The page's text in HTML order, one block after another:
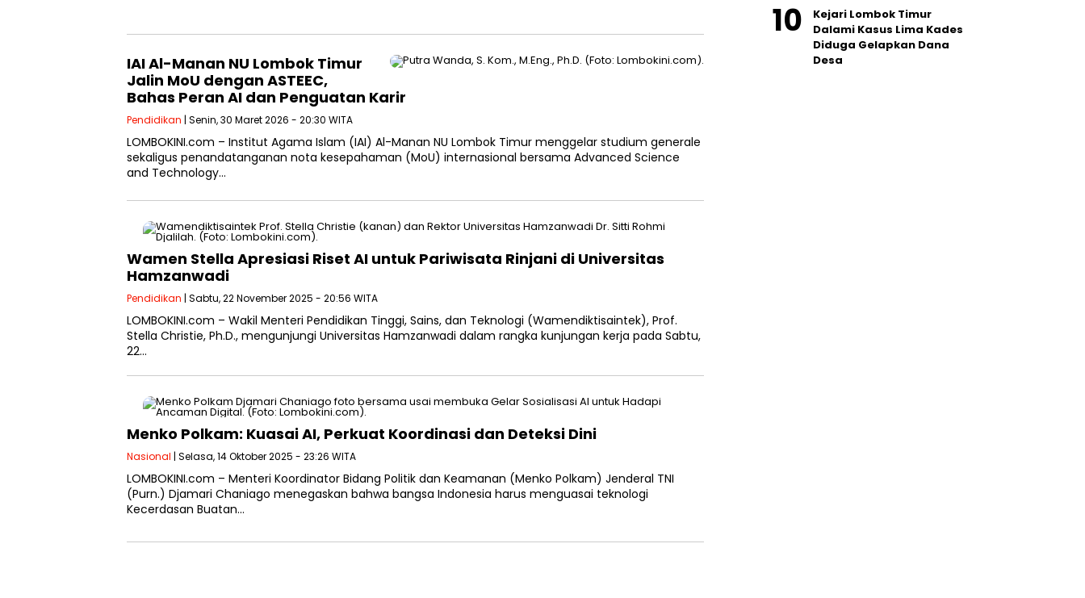
IAI Al-Manan NU Lombok Timur
Jalin MoU dengan ASTEEC,
Bahas Peran AI dan Penguatan Karir
Pendidikan | Senin, 30 Maret 2026 - 20:30 WITA
LOMBOKINI.com – Institut Agama Islam (IAI) Al-Manan NU Lombok Timur menggelar studium generale
sekaligus penandatanganan nota kesepahaman (MoU) internasional bersama Advanced Science
and Technology…
Wamen Stella Apresiasi Riset AI untuk Pariwisata Rinjani di Universitas
Hamzanwadi
Pendidikan | Sabtu, 22 November 2025 - 20:56 WITA
LOMBOKINI.com – Wakil Menteri Pendidikan Tinggi, Sains, dan Teknologi (Wamendiktisaintek), Prof.
Stella Christie, Ph.D., mengunjungi Universitas Hamzanwadi dalam rangka kunjungan kerja pada Sabtu,
22…
Menko Polkam: Kuasai AI, Perkuat Koordinasi dan Deteksi Dini
Nasional | Selasa, 14 Oktober 2025 - 23:26 WITA
LOMBOKINI.com – Menteri Koordinator Bidang Politik dan Keamanan (Menko Polkam) Jenderal TNI
(Purn.) Djamari Chaniago menegaskan bahwa bangsa Indonesia harus menguasai teknologi
Kecerdasan Buatan…
Kejari Lombok Timur
Dalami Kasus Lima Kades
Diduga Gelapkan Dana
Desa